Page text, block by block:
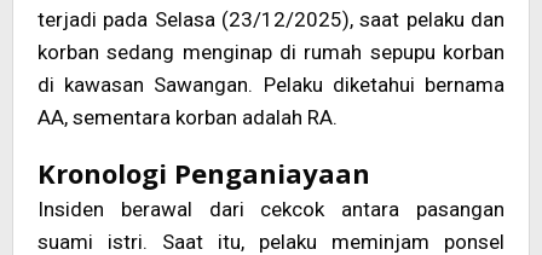
terjadi pada Selasa (23/12/2025), saat pelaku dan
korban sedang menginap di rumah sepupu korban
di kawasan Sawangan. Pelaku diketahui bernama
AA, sementara korban adalah RA.
Kronologi Penganiayaan
Insiden berawal dari cekcok antara pasangan
suami istri. Saat itu, pelaku meminjam ponsel